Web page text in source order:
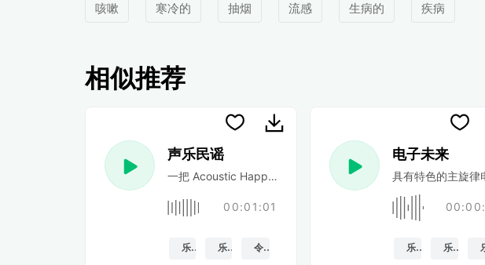
咳嗽 寒冷的 抽烟 流感 生病的 疾病
相似推荐
声乐民谣
一把 Acoustic Happy 民谣吉他，带有低音和柔和的中速鼓声。
00:01:01
乐观的 乐趣 令人振奋
电子未来
具有特色的主旋律
乐观的 乐观的